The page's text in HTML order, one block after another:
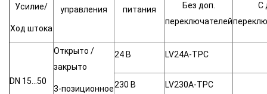
Усилие/
Ход штока
управления питания
Без доп.
переключателей
С
DN 15…50
Открыто /
закрыто
3-позиционное
24 В LV24A-TPC
230 В LV230A-TPC